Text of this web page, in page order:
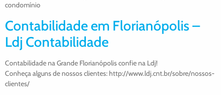
condomínio
Contabilidade em Florianópolis –
Ldj Contabilidade
Contabilidade na Grande Florianópolis confie na Ldj!
Conheça alguns de nossos clientes: http://www.ldj.cnt.br/sobre/nossos-
clientes/